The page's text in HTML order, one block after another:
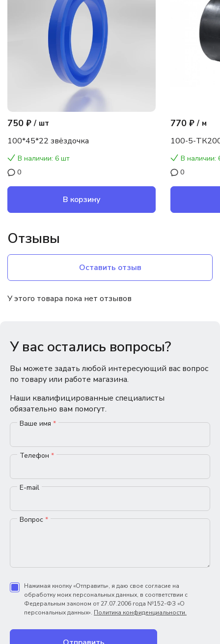
750 ₽ / шт
100*45*22 звёздочка
В наличии: 6 шт
0
В корзину
770 ₽ / м
100-5-
В наличии:
0
Отзывы
Оставить отзыв
У этого товара пока нет отзывов
У вас остались вопросы?
Вы можете задать любой интересующий вас вопрос
по товару или работе магазина.
Наши квалифицированные специалисты
обязательно вам помогут.
Ваше имя *
Телефон *
E-mail
Вопрос *
Нажимая кнопку «Отправить», я даю свое согласие на
обработку моих персональных данных, в соответствии с
Федеральным законом от 27.07.2006 года №152-ФЗ «О
персональных данных». Политика конфиденциальности.